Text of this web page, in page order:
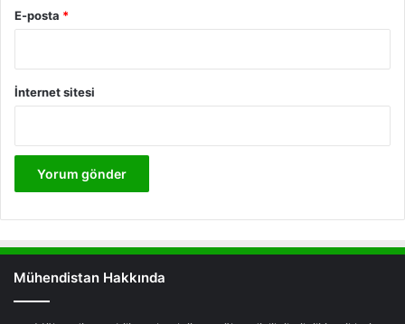
E-posta *
İnternet sitesi
Mühendistan Hakkında